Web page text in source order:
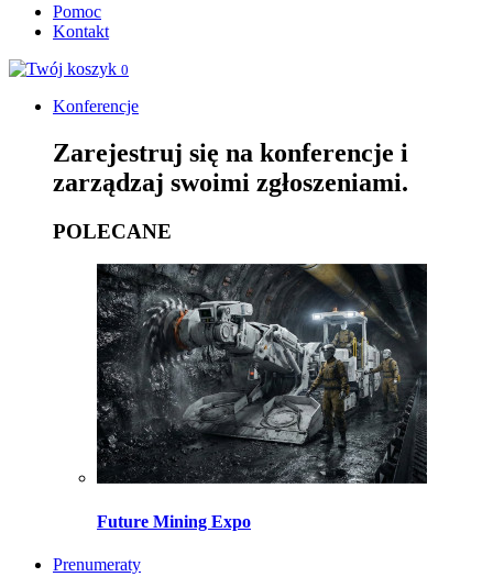
Pomoc
Kontakt
0
Konferencje
Zarejestruj się na konferencje i
zarządzaj swoimi zgłoszeniami.
POLECANE
Future Mining Expo
Prenumeraty